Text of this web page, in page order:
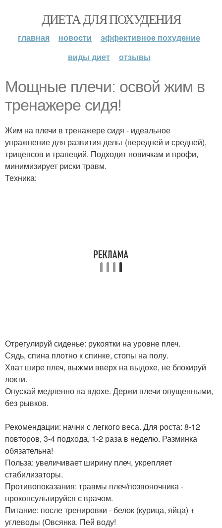
ДИЕТА ДЛЯ ПОХУДЕНИЯ
главная новости
эффективное похудение
виды диет
отзывы
Мощные плечи: освой жим в
тренажере сидя!
Жим на плечи в тренажере сидя - идеальное
упражнение для развития дельт (передней и средней),
трицепсов и трапеций. Подходит новичкам и профи,
минимизирует риски травм.
Техника:
Отрегулируй сиденье: рукоятки на уровне плеч.
Сядь, спина плотно к спинке, стопы на полу.
Хват шире плеч, выжми вверх на выдохе, не блокируй
локти.
Опускай медленно на вдохе. Держи плечи опущенными,
без рывков.
Рекомендации: начни с легкого веса. Для роста: 8-12
повторов, 3-4 подхода, 1-2 раза в неделю. Разминка
обязательна!
Польза: увеличивает ширину плеч, укрепляет
стабилизаторы.
Противопоказания: травмы плеч/позвоночника -
проконсультируйся с врачом.
Питание: после тренировки - белок (курица, яйца) +
углеводы (Овсянка. Пей воду!